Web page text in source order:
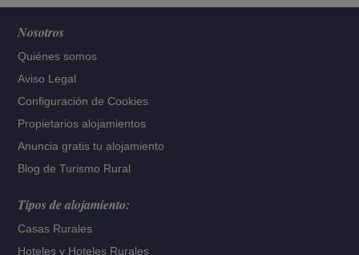
Nosotros
Quiénes somos
Aviso Legal
Configuración de Cookies
Propietarios alojamientos
Anuncia gratis tu alojamiento
Blog de Turismo Rural
Tipos de alojamiento:
Casas Rurales
Hoteles y Hoteles Rurales